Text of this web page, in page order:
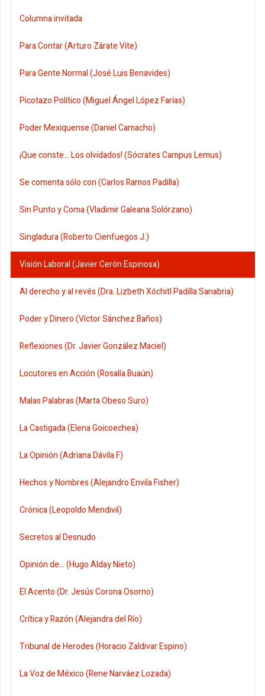
Columna invitada
Para Contar (Arturo Zárate Vite)
Para Gente Normal (José Luis Benavides)
Picotazo Político (Miguel Ángel López Farías)
Poder Mexiquense (Daniel Camacho)
¡Que conste... Los olvidados! (Sócrates Campus Lemus)
Se comenta sólo con (Carlos Ramos Padilla)
Sin Punto y Coma (Vladimir Galeana Solórzano)
Singladura (Roberto Cienfuegos J.)
Visión Laboral (Javier Cerón Espinosa)
Al derecho y al revés (Dra. Lizbeth Xóchitl Padilla Sanabria)
Poder y Dinero (Víctor Sánchez Baños)
Reflexiones (Dr. Javier González Maciel)
Locutores en Acción (Rosalía Buaún)
Malas Palabras (Marta Obeso Suro)
La Castigada (Elena Goicoechea)
La Opinión (Adriana Dávila F)
Hechos y Nombres (Alejandro Envila Fisher)
Crónica (Leopoldo Mendivil)
Secretos al Desnudo
Opinión de... (Hugo Alday Nieto)
El Acento (Dr. Jesús Corona Osorno)
Crítica y Razón (Alejandra del Río)
Tribunal de Herodes (Horacio Zaldivar Espino)
La Voz de México (Rene Narváez Lozada)